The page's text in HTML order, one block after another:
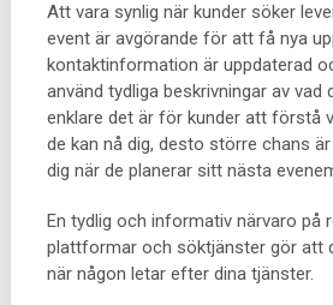
Att vara synlig när kunder söker
event är avgörande för att få nya
kontaktinformation är uppdaterad
använd tydliga beskrivningar av vad
enklare det är för kunder att förstå
de kan nå dig, desto större chans
dig när de planerar sitt nästa
En tydlig och informativ närvaro på
plattformar och söktjänster gör att
när någon letar efter dina tjänster.